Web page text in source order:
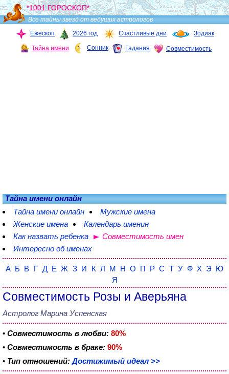
*1001 ГОРОСКОП*
Все тайны звезд от ведущих астрологов
Ежескоп
2026 год Счастливые дни Зодиак
Тайна имени Сонник Гадания Совместимость
Тайна имени онлайн
Тайна имени онлайн
Мужские имена
Женские имена
Календарь именин
Как назвать ребенка
Совместимость имен
Интересно об именах
А Б В Г Д Е Ж З И К Л М Н О П Р С Т У Ф Х Э Ю
Я
Совместимость Розы и Аверьяна
Астролог Марина Успенская
• Совместимость в любви: 80%
• Совместимость в браке: 90%
• Тип отношений:Достижимый идеал >>